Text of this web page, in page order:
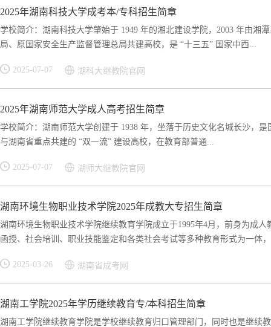
2025年湖南科技大学成考本/专科招生简章
学校简介：湖南科技大学肇始于 1949 年的湘北建设学院，2003 年由湘
局、原国家安全生产监督管理总局共建高校，是 “十三五” 国家中西...
2025-07-07 湖科大继教院官网
2025年湖南师范大学成人高考招生简章
学校简介：湖南师范大学创建于 1938 年，坐落于历史文化名城长沙，
与湖南省重点共建的 “双一流” 建设高校，在教育部普通...
2025-07-07 湖师大继教院官网
湖南环境生物职业技术学院2025年成教大专招生简章
湖南环境生物职业技术学院继续教育学院成立于1995年4月，前身为成
函授、社会培训、职业技能鉴定和各类社会考试等多种教育形式为一体
2025-03-26 湖南省成考网
湖南工学院2025年学历继续教育专/本科招生简章
湖南工学院继续教育学院是学校继续教育归口管理部门，同时也是继续